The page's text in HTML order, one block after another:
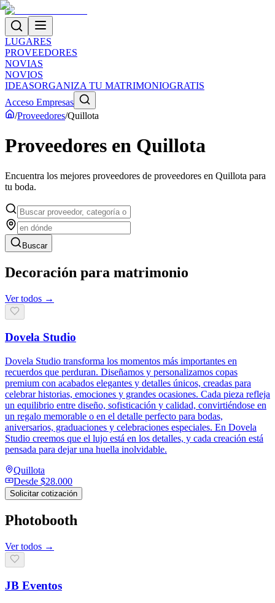
LUGARES
PROVEEDORES
NOVIAS
NOVIOS
IDEASORGANIZA TU MATRIMONIOGRATIS
Acceso Empresas
/Proveedores/Quillota
Proveedores en Quillota
Encuentra los mejores proveedores de proveedores en Quillota para
tu boda.
Buscar
Decoración para matrimonio
Ver todos →
Dovela Studio
Dovela Studio transforma los momentos más importantes en
recuerdos que perduran. Diseñamos y personalizamos copas
premium con acabados elegantes y detalles únicos, creadas para
celebrar historias, emociones y grandes ocasiones. Cada pieza refleja
un equilibrio entre diseño, sofisticación y calidad, convirtiéndose en
un regalo memorable o en el detalle perfecto para bodas,
aniversarios, graduaciones y celebraciones especiales. En Dovela
Studio creemos que el lujo está en los detalles, y cada creación está
pensada para dejar una huella inolvidable.
Quillota
Desde $28.000
Solicitar cotización
Photobooth
Ver todos →
JB Eventos